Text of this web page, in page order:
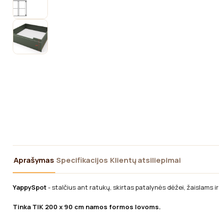
Aprašymas Specifikacijos Klientų atsiliepimai
YappySpot- stalčius ant ratukų, skirtas patalynės dėžei, žaislams
Tinka TIK 200 x 90 cm namos formos lovoms.